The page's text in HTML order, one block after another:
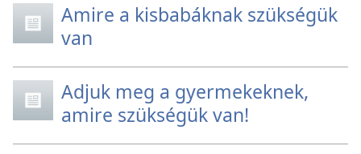
Amire a kisbabáknak szükségük
van
Adjuk meg a gyermekeknek,
amire szükségük van!